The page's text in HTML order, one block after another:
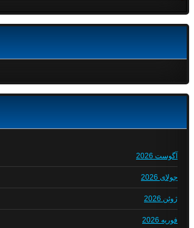
آگوست 2026
جولای 2026
ژوئن 2026
فوریه 2026